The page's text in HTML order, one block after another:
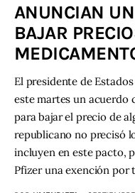
ANUNCIAN
BAJAR
El presidente de
este martes un acuerdo
para bajar el precio de
republicano no precisó
incluyen en este pacto,
Pfizer una exención por